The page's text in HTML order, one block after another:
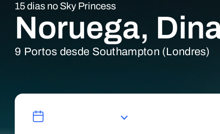
15 dias no Sky Princess
Noruega,
9 Portos desde Southampton (Londres)